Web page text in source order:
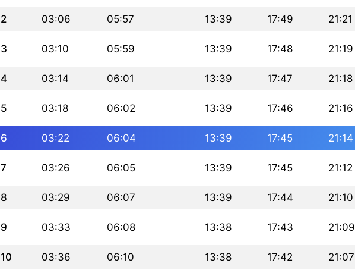
2 03:06 05:57 13:39 17:49 21:21
3 03:10 05:59 13:39 17:48 21:19
4 03:14 06:01 13:39 17:47 21:18
5 03:18 06:02 13:39 17:46 21:16
6 03:22 06:04 13:39 17:45 21:14
7 03:26 06:05 13:39 17:45 21:12
8 03:29 06:07 13:39 17:44 21:10
9 03:33 06:08 13:38 17:43 21:09
10 03:36 06:10 13:38 17:42 21:07